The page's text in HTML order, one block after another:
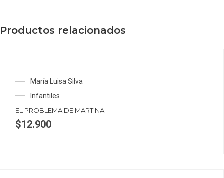
Productos relacionados
María Luisa Silva
Infantiles
EL PROBLEMA DE MARTINA
$12.900